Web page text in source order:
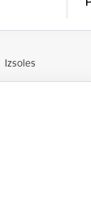
Izsoles